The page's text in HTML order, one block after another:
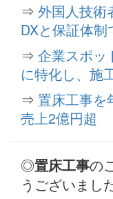
⇒ 外国人技術
DXと保証体
⇒ 企業スポッ
に特化し、施
⇒ 置床工事を
売上2億円超
◎置床工事の
うございまし